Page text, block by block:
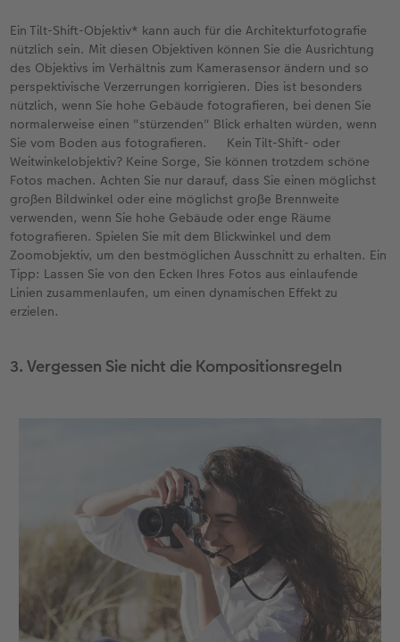
Ein Tilt-Shift-Objektiv* kann auch für die Architekturfotografie
nützlich sein. Mit diesen Objektiven können Sie die Ausrichtung
des Objektivs im Verhältnis zum Kamerasensor ändern und so
perspektivische Verzerrungen korrigieren. Dies ist besonders
nützlich, wenn Sie hohe Gebäude fotografieren, bei denen Sie
normalerweise einen "stürzenden" Blick erhalten würden, wenn
Sie vom Boden aus fotografieren. Kein Tilt-Shift- oder
Weitwinkelobjektiv? Keine Sorge, Sie können trotzdem schöne
Fotos machen. Achten Sie nur darauf, dass Sie einen möglichst
großen Bildwinkel oder eine möglichst große Brennweite
verwenden, wenn Sie hohe Gebäude oder enge Räume
fotografieren. Spielen Sie mit dem Blickwinkel und dem
Zoomobjektiv, um den bestmöglichen Ausschnitt zu erhalten. Ein
Tipp: Lassen Sie von den Ecken Ihres Fotos aus einlaufende
Linien zusammenlaufen, um einen dynamischen Effekt zu
erzielen.
3. Vergessen Sie nicht die Kompositionsregeln